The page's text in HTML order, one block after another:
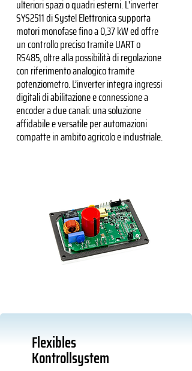
ulteriori spazi o quadri esterni. L'inverter
SYS2511 di Systel Elettronica supporta
motori monofase fino a 0,37 kW ed offre
un controllo preciso tramite UART o
RS485, oltre alla possibilità di regolazione
con riferimento analogico tramite
potenziometro. L’inverter integra ingressi
digitali di abilitazione e connessione a
encoder a due canali: una soluzione
affidabile e versatile per automazioni
compatte in ambito agricolo e industriale.
Flexibles
Kontrollsystem